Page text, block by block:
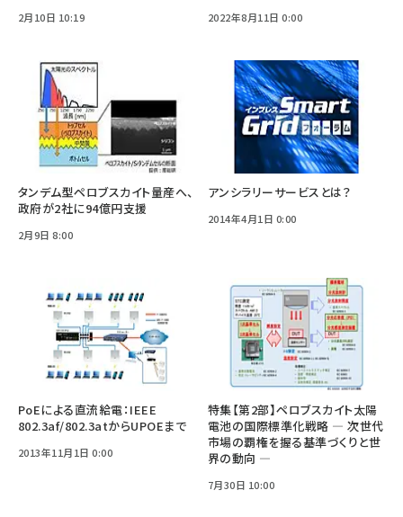
2月10日 10:19 2022年8月11日 0:00
タンデム型ペロブスカイト量産へ、
政府が2社に94億円支援
2月9日 8:00
アンシラリーサービスとは？
2014年4月1日 0:00
PoEによる直流給電：IEEE
802.3af/802.3atからUPOEまで
2013年11月1日 0:00
特集【第2部】ペロブスカイト太陽
電池の国際標準化戦略 ― 次世代
市場の覇権を握る基準づくりと世
界の動向 ―
7月30日 10:00